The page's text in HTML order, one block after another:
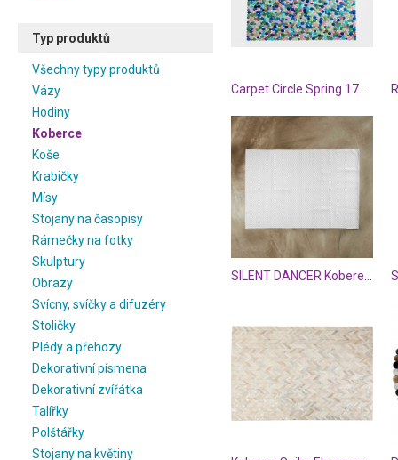
Typ produktů
Všechny typy produktů
Vázy
Hodiny
Koberce
Koše
Krabičky
Mísy
Stojany na časopisy
Rámečky na fotky
Skulptury
Obrazy
Svícny, svíčky a difuzéry
Stoličky
Plédy a přehozy
Dekorativní písmena
Dekorativní zvířátka
Talířky
Polštářky
Stojany na květiny